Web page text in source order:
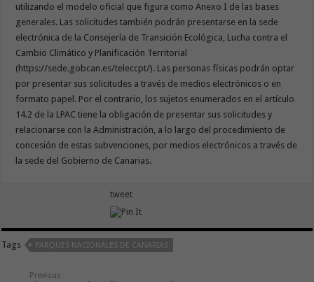
utilizando el modelo oficial que figura como Anexo I de las bases
generales. Las solicitudes también podrán presentarse en la sede
electrónica de la Consejería de Transición Ecológica, Lucha contra el
Cambio Climático y Planificación Territorial
(https://sede.gobcan.es/teleccpt/). Las personas físicas podrán optar
por presentar sus solicitudes a través de medios electrónicos o en
formato papel. Por el contrario, los sujetos enumerados en el artículo
14.2 de la LPAC tiene la obligación de presentar sus solicitudes y
relacionarse con la Administración, a lo largo del procedimiento de
concesión de estas subvenciones, por medios electrónicos a través de
la sede del Gobierno de Canarias.
tweet
Tags PARQUES NACIONALES DE CANARIAS
Previous